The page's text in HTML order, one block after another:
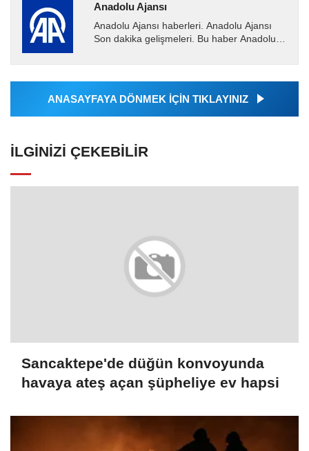
Anadolu Ajansı
Anadolu Ajansı haberleri. Anadolu Ajansı
Son dakika gelişmeleri. Bu haber Anadolu
Ajansı tarafından...
ANASAYFAYA DÖNMEK İÇİN TIKLAYINIZ
İLGINIZI ÇEKEBILIR
Sancaktepe'de düğün konvoyunda
havaya ateş açan şüpheliye ev hapsi